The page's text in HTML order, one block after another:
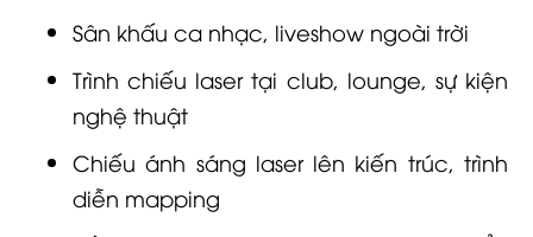
Sân khấu ca nhạc, liveshow ngoài trời
Trình chiếu laser tại club, lounge, sự kiện
nghệ thuật
Chiếu ánh sáng laser lên kiến trúc, trình
diễn mapping